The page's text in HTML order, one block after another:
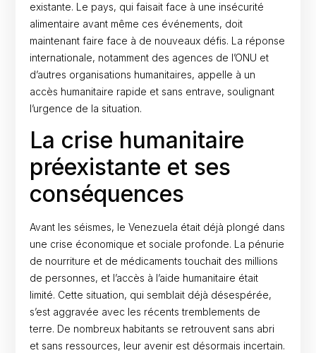
existante. Le pays, qui faisait face à une insécurité
alimentaire avant même ces événements, doit
maintenant faire face à de nouveaux défis. La réponse
internationale, notamment des agences de l’ONU et
d’autres organisations humanitaires, appelle à un
accès humanitaire rapide et sans entrave, soulignant
l’urgence de la situation.
La crise humanitaire
préexistante et ses
conséquences
Avant les séismes, le Venezuela était déjà plongé dans
une crise économique et sociale profonde. La pénurie
de nourriture et de médicaments touchait des millions
de personnes, et l’accès à l’aide humanitaire était
limité. Cette situation, qui semblait déjà désespérée,
s’est aggravée avec les récents tremblements de
terre. De nombreux habitants se retrouvent sans abri
et sans ressources, leur avenir est désormais incertain.